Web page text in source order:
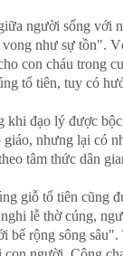
người sống với
như sự tồn".
con cháu trong
tổ tiên, tuy có
đạo lý được
nhưng lại có
tâm thức dân
giỗ tổ tiên cũng
lễ thờ cúng,
rộng sông